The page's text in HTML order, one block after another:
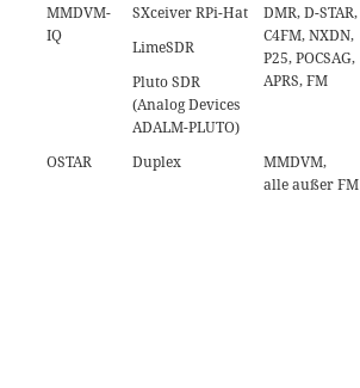
MMDVM-
IQ
SXceiver RPi-Hat
DMR, D-STAR,
C4FM, NXDN,
P25, POCSAG,
APRS, FM
LimeSDR
Pluto SDR
(Analog Devices
ADALM-PLUTO)
OSTAR Duplex
MMDVM,
alle außer FM